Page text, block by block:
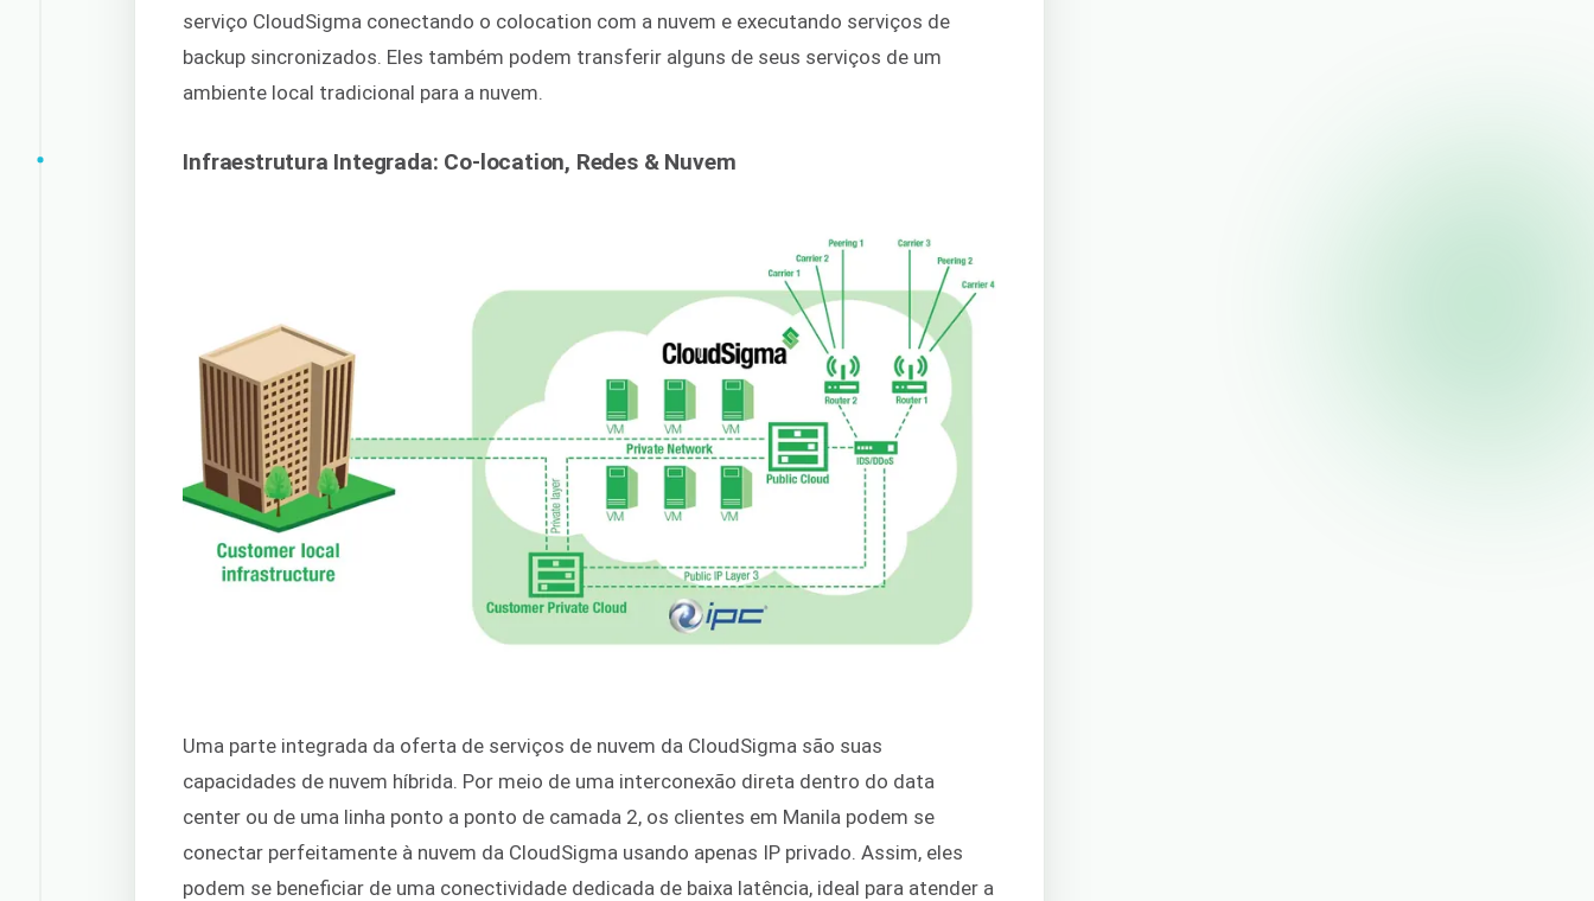
serviço CloudSigma conectando o colocation com a nuvem e executando serviços de
backup sincronizados. Eles também podem transferir alguns de seus serviços de um
ambiente local tradicional para a nuvem.
Infraestrutura Integrada: Co-location, Redes & Nuvem
Uma parte integrada da oferta de serviços de nuvem da CloudSigma são suas
capacidades de nuvem híbrida. Por meio de uma interconexão direta dentro do data
center ou de uma linha ponto a ponto de camada 2, os clientes em Manila podem se
conectar perfeitamente à nuvem da CloudSigma usando apenas IP privado. Assim, eles
podem se beneficiar de uma conectividade dedicada de baixa latência, ideal para atender a